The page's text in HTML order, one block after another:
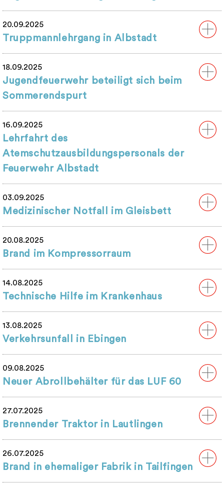
20.09.2025
Truppmannlehrgang in Albstadt
18.09.2025
Jugendfeuerwehr beteiligt sich beim
Sommerendspurt
16.09.2025
Lehrfahrt des
Atemschutzausbildungspersonals der
Feuerwehr Albstadt
03.09.2025
Medizinischer Notfall im Gleisbett
20.08.2025
Brand im Kompressorraum
14.08.2025
Technische Hilfe im Krankenhaus
13.08.2025
Verkehrsunfall in Ebingen
09.08.2025
Neuer Abrollbehälter für das LUF 60
27.07.2025
Brennender Traktor in Lautlingen
26.07.2025
Brand in ehemaliger Fabrik in Tailfingen